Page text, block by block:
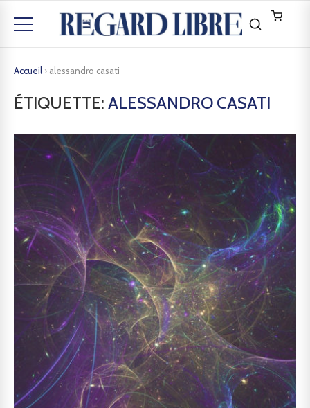
Accueil › alessandro casati
ÉTIQUETTE: ALESSANDRO CASATI